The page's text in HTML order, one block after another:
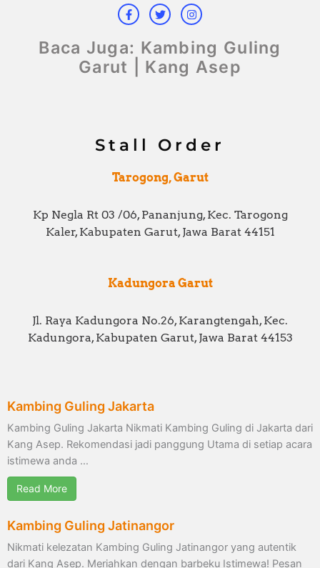
c
e
o
i
t
r
s
t
g
r
m
Baca Juga: Kambing Guling
Garut | Kang Asep
Stall Order
Tarogong, Garut
Kp Negla Rt 03 /06, Pananjung, Kec. Tarogong
Kaler, Kabupaten Garut, Jawa Barat 44151
Kadungora Garut
Jl. Raya Kadungora No.26, Karangtengah, Kec.
Kadungora, Kabupaten Garut, Jawa Barat 44153
Kambing Guling Jakarta
Kambing Guling Jakarta Nikmati Kambing Guling di Jakarta dari
Kang Asep. Rekomendasi jadi panggung Utama di setiap acara
istimewa anda …
Read More
Kambing Guling Jatinangor
Nikmati kelezatan Kambing Guling Jatinangor yang autentik
dari Kang Asep. Meriahkan dengan barbeku Istimewa! Pesan